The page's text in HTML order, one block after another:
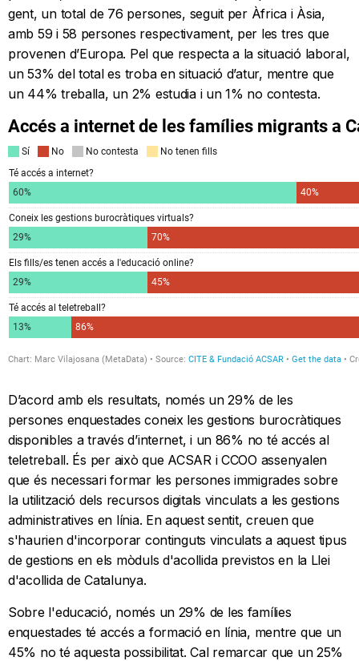
gent, un total de 76 persones, seguit per Àfrica i Àsia,
amb 59 i 58 persones respectivament, per les tres que
provenen d’Europa. Pel que respecta a la situació laboral,
un 53% del total es troba en situació d’atur, mentre que
un 44% treballa, un 2% estudia i un 1% no contesta.
D’acord amb els resultats, només un 29% de les
persones enquestades coneix les gestions burocràtiques
disponibles a través d’internet, i un 86% no té accés al
teletreball. És per això que ACSAR i CCOO assenyalen
que és necessari formar les persones immigrades sobre
la utilització dels recursos digitals vinculats a les gestions
administratives en línia. En aquest sentit, creuen que
s'haurien d'incorporar continguts vinculats a aquest tipus
de gestions en els mòduls d'acollida previstos en la Llei
d'acollida de Catalunya.
Sobre l'educació, només un 29% de les famílies
enquestades té accés a formació en línia, mentre que un
45% no té aquesta possibilitat. Cal remarcar que un 25%